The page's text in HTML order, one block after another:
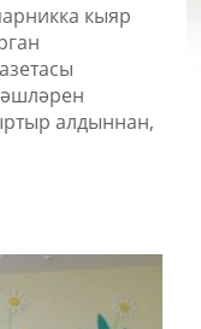
кыяр
алдыннан,